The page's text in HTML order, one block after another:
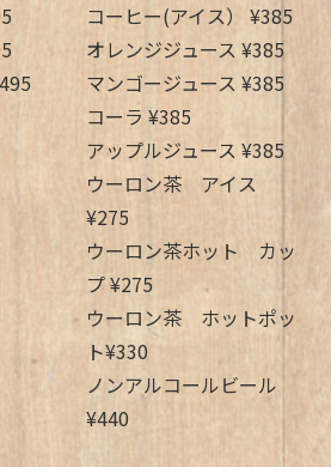
コーヒー(アイス） ¥385
オレンジジュース ¥385
マンゴージュース ¥385
コーラ ¥385
アップルジュース ¥385
ウーロン茶 アイス
¥275
ウーロン茶ホット カッ
プ ¥275
ウーロン茶 ホットポッ
ト¥330
ノンアルコールビール
¥440